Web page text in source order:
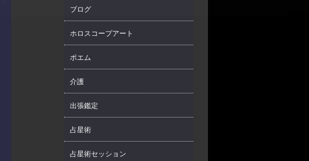
ブログ
ホロスコープアート
ポエム
介護
出張鑑定
占星術
占星術セッション